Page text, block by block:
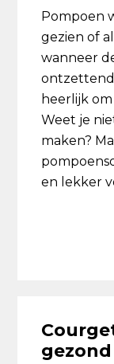
Pompoen
gezien of
wanneer
ontzettend
heerlijk
Weet je
maken?
en lekker